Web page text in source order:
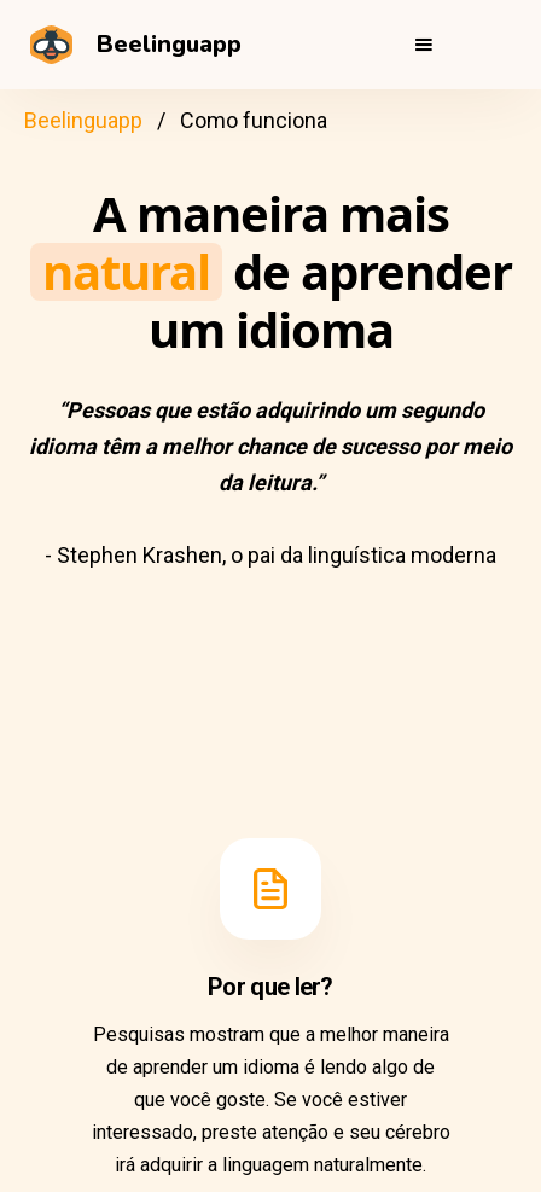
Beelinguapp
Beelinguapp Como funciona
A maneira mais
natural de aprender
um idioma
“Pessoas que estão adquirindo um segundo
idioma têm a melhor chance de sucesso por meio
da leitura.”
- Stephen Krashen, o pai da linguística moderna
Por que ler?
Pesquisas mostram que a melhor maneira
de aprender um idioma é lendo algo de
que você goste. Se você estiver
interessado, preste atenção e seu cérebro
irá adquirir a linguagem naturalmente.